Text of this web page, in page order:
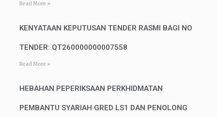
Read More »
KENYATAAN KEPUTUSAN TENDER RASMI BAGI NO
TENDER: QT260000000007558
Read More »
HEBAHAN PEPERIKSAAN PERKHIDMATAN
PEMBANTU SYARIAH GRED LS1 DAN PENOLONG